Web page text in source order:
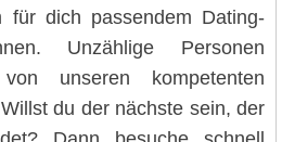
für dich passendem Dating-
Unzählige Personen
unseren kompetenten
du der nächste sein, der